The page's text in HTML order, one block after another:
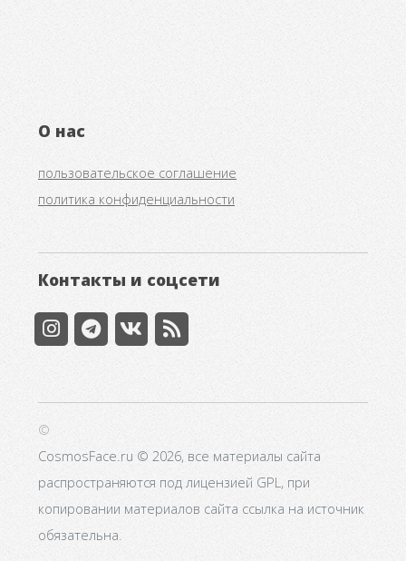
О нас
пользовательское соглашение
политика конфиденциальности
Контакты и соцсети
©
CosmosFace.ru © 2026, все материалы сайта
распространяются под лицензией GPL, при
копировании материалов сайта ссылка на источник
обязательна.